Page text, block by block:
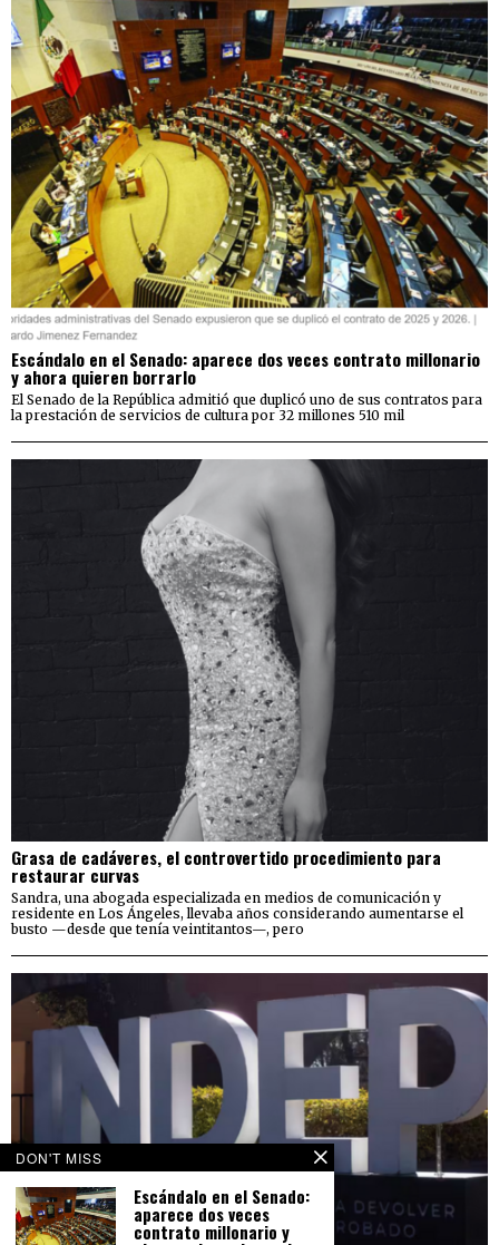
Escándalo en el Senado: aparece dos veces contrato millonario
y ahora quieren borrarlo
El Senado de la República admitió que duplicó uno de sus contratos para
la prestación de servicios de cultura por 32 millones 510 mil
Grasa de cadáveres, el controvertido procedimiento para
restaurar curvas
Sandra, una abogada especializada en medios de comunicación y
residente en Los Ángeles, llevaba años considerando aumentarse el
busto —desde que tenía veintitantos—, pero
DON'T MISS
Escándalo en el Senado:
aparece dos veces
contrato millonario y